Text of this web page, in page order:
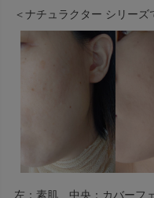
＜ナチュラクター シリーズ
左：素肌 中央：カバーフ